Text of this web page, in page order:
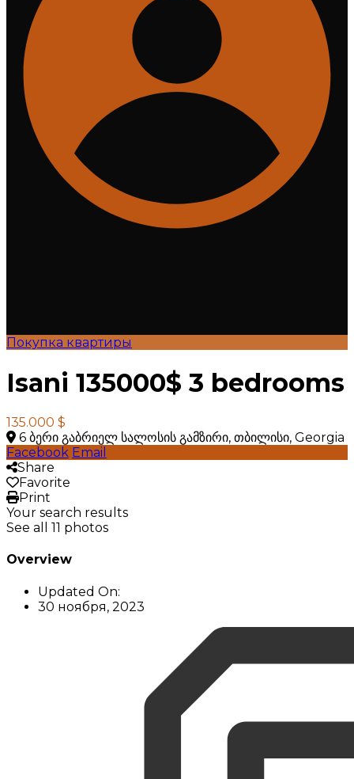
Покупка квартиры
Isani 135000$ 3 bedrooms
135.000 $
6 ბერი გაბრიელ სალოსის გამზირი, თბილისი, Georgia
Facebook Email
Share
Favorite
Print
Your search results
See all 11 photos
Overview
Updated On:
30 ноября, 2023